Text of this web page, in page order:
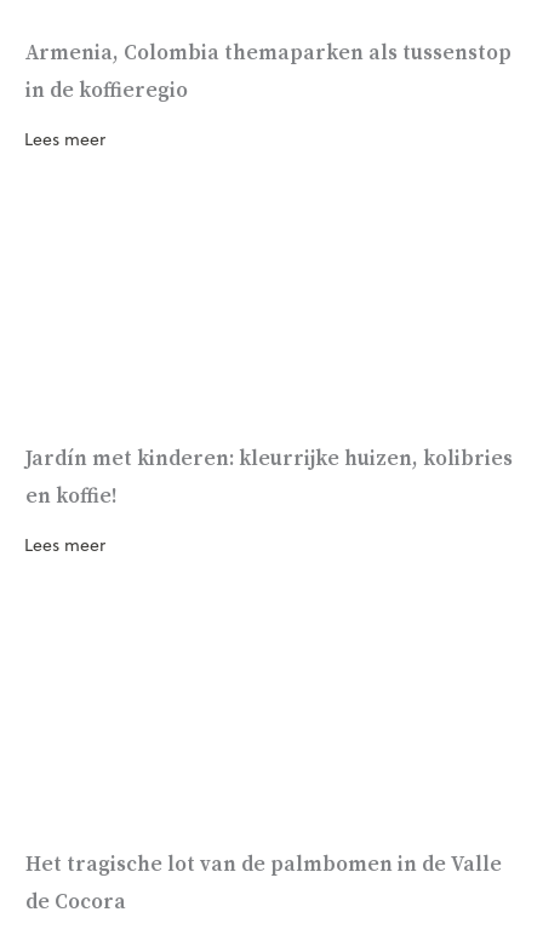
Armenia, Colombia themaparken als tussenstop
in de koffieregio
Lees meer
Jardín met kinderen: kleurrijke huizen, kolibries
en koffie!
Lees meer
Het tragische lot van de palmbomen in de Valle
de Cocora